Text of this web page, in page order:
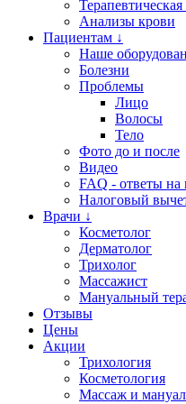
Анализы крови
Пациентам ↓
Наше
Болезни
Проблемы
Лицо
Волосы
Тело
Фото до и после
Видео
FAQ - ответы на
Налоговый
Врачи ↓
Косметолог
Дерматолог
Трихолог
Массажист
Мануальный
Отзывы
Цены
Акции
Трихология
Косметология
Массаж и